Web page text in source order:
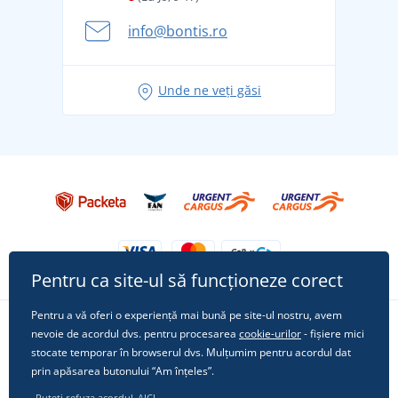
Aventura de vară începe cu bagajul - pregătiți-vă
pentru vacanță fără griji
Tricoul preferat City în rol principal: ținute pentru
info@bontis.ro
Unde ne veți găsi
Urmărește-ne pe rețelele sociale
Pentru ca site-ul să funcționeze corect
Pentru a vă oferi o experiență mai bună pe site-ul nostru, avem
nevoie de acordul dvs. pentru procesarea cookie-urilor- fișiere mici
stocate temporar în browserul dvs. Mulțumim pentru acordul dat
prin apăsarea butonului “Am înțeles”.